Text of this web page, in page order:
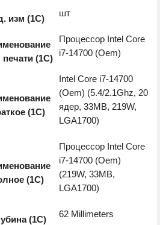
изм (1С)
шт
(1С)
Процессор Intel Core
i7-14700 (Oem)
(1C)
Intel Core i7-14700
(Oem) (5.4/2.1Ghz, 20
ядер, 33MB, 219W,
LGA1700)
(1С)
Процессор Intel Core
i7-14700 (Oem)
(219W, 33MB,
LGA1700)
(1С)
62 Millimeters